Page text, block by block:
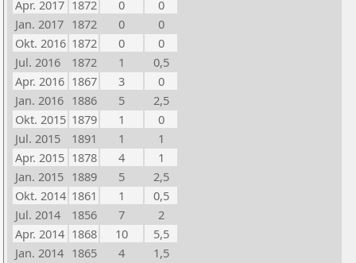
Apr. 2017 1872 0
0
Jan. 2017 1872 0
0
Okt. 2016 1872 0
0
Jul. 2016
1872 1
0,5
Apr. 2016 1867 3
0
Jan. 2016 1886 5
2,5
Okt. 2015 1879 1
0
Jul. 2015
1891 1
1
Apr. 2015 1878 4
1
Jan. 2015 1889 5
2,5
Okt. 2014 1861 1
0,5
Jul. 2014
1856 7
2
Apr. 2014 1868 10
5,5
Jan. 2014 1865 4
1,5